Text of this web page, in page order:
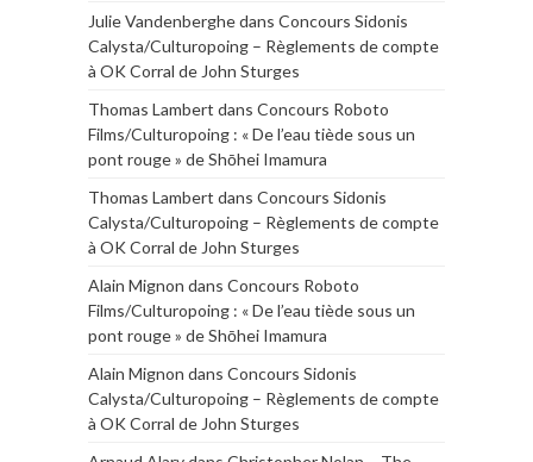
Julie Vandenberghedans Concours Sidonis
Calysta/Culturopoing – Règlements de compte
à OK Corral de John Sturges
Thomas Lambert dans Concours Roboto
Films/Culturopoing : « De l’eau tiède sous un
pont rouge » de Shōhei Imamura
Thomas Lambert dans Concours Sidonis
Calysta/Culturopoing – Règlements de compte
à OK Corral de John Sturges
Alain Mignon dans Concours Roboto
Films/Culturopoing : « De l’eau tiède sous un
pont rouge » de Shōhei Imamura
Alain Mignon dans Concours Sidonis
Calysta/Culturopoing – Règlements de compte
à OK Corral de John Sturges